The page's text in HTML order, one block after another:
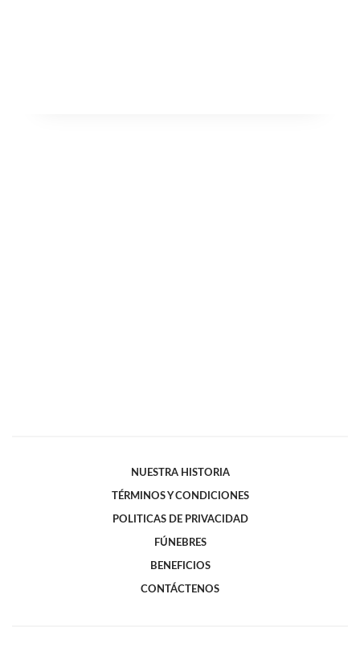
NUESTRA HISTORIA
TÉRMINOS Y CONDICIONES
POLITICAS DE PRIVACIDAD
FÚNEBRES
BENEFICIOS
CONTÁCTENOS